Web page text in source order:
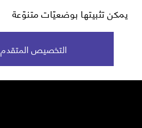
يمكن تثبيتها بوضعيّات متنوّعة
التخصيص المتقدم